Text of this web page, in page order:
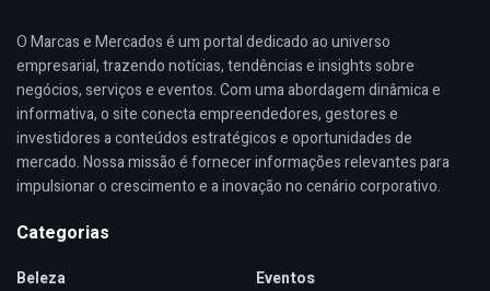
O Marcas e Mercados é um portal dedicado ao universo
empresarial, trazendo notícias, tendências e insights sobre
negócios, serviços e eventos. Com uma abordagem dinâmica e
informativa, o site conecta empreendedores, gestores e
investidores a conteúdos estratégicos e oportunidades de
mercado. Nossa missão é fornecer informações relevantes para
impulsionar o crescimento e a inovação no cenário corporativo.
Categorias
Beleza
Eventos